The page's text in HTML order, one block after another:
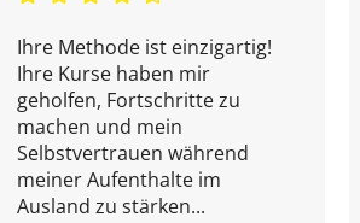
Ihre Methode ist einzigartig!
Ihre Kurse haben mir
geholfen, Fortschritte zu
machen und mein
Selbstvertrauen während
meiner Aufenthalte im
Ausland zu stärken...